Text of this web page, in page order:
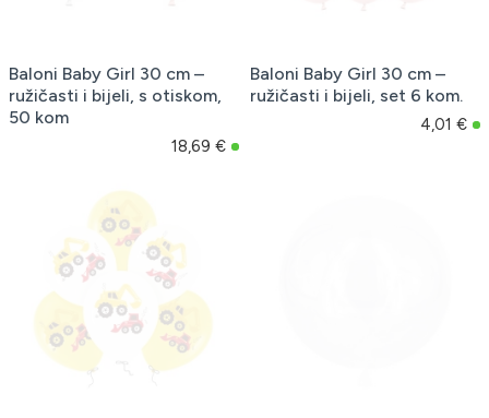
Baloni Baby Girl 30 cm –
ružičasti i bijeli, s otiskom,
50 kom
18,69 €
Baloni Baby Girl 30 cm –
ružičasti i bijeli, set 6 kom.
4,01 €